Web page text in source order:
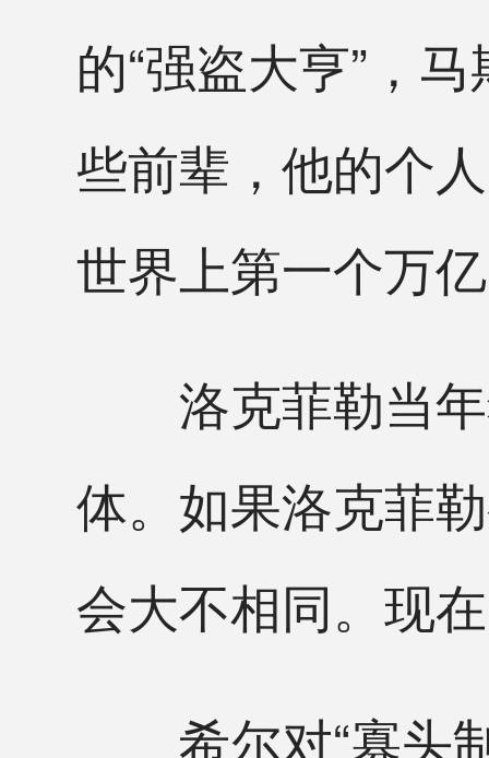
的“强盗大亨”，
些前辈，他的个
世界上第一个万
洛克菲勒当年
体。如果洛克菲
会大不相同。现
希尔对“寡头制